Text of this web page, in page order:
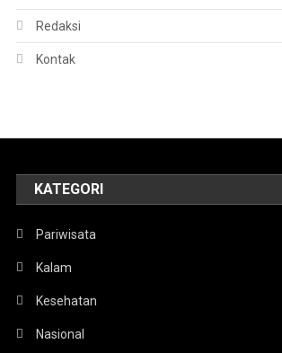
Redaksi
Kontak
KATEGORI
Pariwisata
Kalam
Kesehatan
Nasional